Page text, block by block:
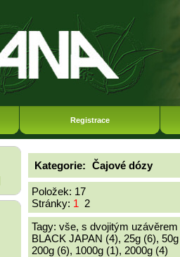
Registrace
Kategorie: Čajové dózy
Položek: 17
Stránky: 1 2
Tagy: vše, s dvojitým uzávěrem
BLACK JAPAN (4), 25g (6),
200g (6), 1000g (1), 2000g (4)